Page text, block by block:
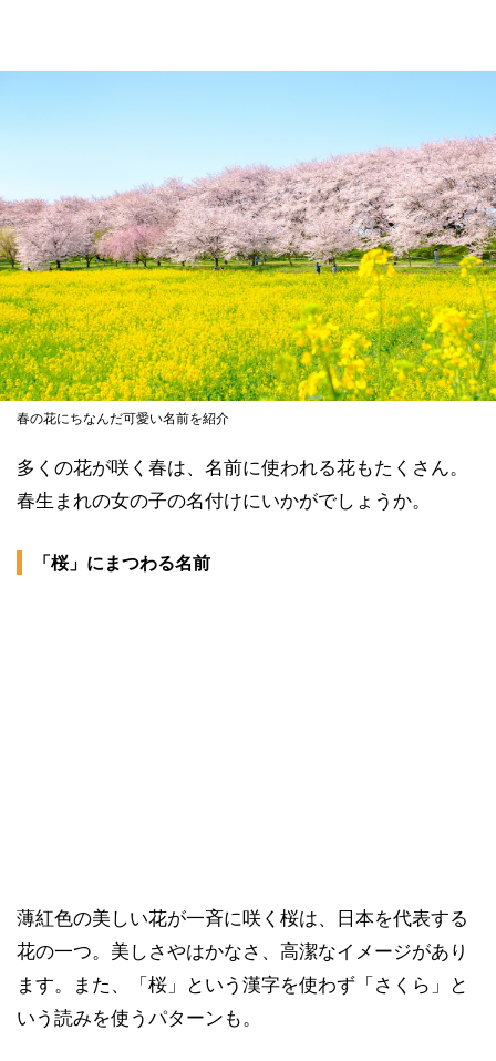
春の花にちなんだ可愛い名前を紹介
多くの花が咲く春は、名前に使われる花もたくさん。
春生まれの女の子の名付けにいかがでしょうか。
「桜」にまつわる名前
薄紅色の美しい花が一斉に咲く桜は、日本を代表する
花の一つ。美しさやはかなさ、高潔なイメージがあり
ます。また、「桜」という漢字を使わず「さくら」と
いう読みを使うパターンも。